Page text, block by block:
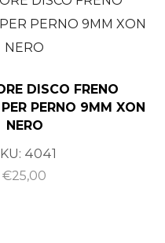
DISCO FRENO
PERNO 9MM XON
NERO
4041
€25,00